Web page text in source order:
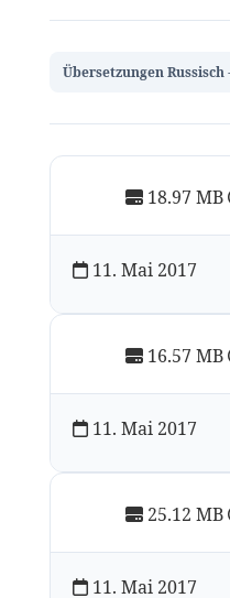
Übersetzungen Russisch
18.97 MB
11. Mai 2017
16.57 MB
11. Mai 2017
25.12 MB
11. Mai 2017